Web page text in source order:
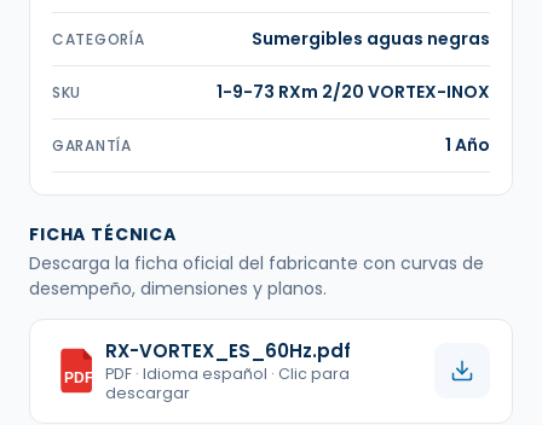
CATEGORÍA Sumergibles aguas negras
SKU 1-9-73 RXm 2/20 VORTEX-INOX
GARANTÍA 1 Año
FICHA TÉCNICA
Descarga la ficha oficial del fabricante con curvas de
desempeño, dimensiones y planos.
PDF
RX-VORTEX_ES_60Hz.pdf
PDF · Idioma español · Clic para
descargar